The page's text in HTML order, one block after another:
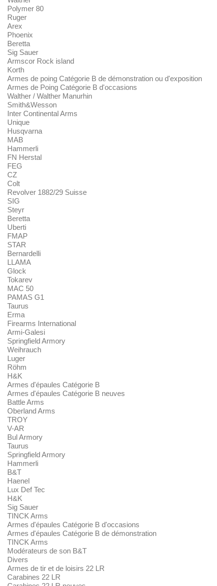
Polymer 80
Ruger
Arex
Phoenix
Beretta
Sig Sauer
Armscor Rock island
Korth
Armes de poing Catégorie B de démonstration ou d'exposition
Armes de Poing Catégorie B d'occasions
Walther / Walther Manurhin
Smith&Wesson
Inter Continental Arms
Unique
Husqvarna
MAB
Hammerli
FN Herstal
FEG
CZ
Colt
Revolver 1882/29 Suisse
SIG
Steyr
Beretta
Uberti
FMAP
STAR
Bernardelli
LLAMA
Glock
Tokarev
MAC 50
PAMAS G1
Taurus
Erma
Firearms International
Armi-Galesi
Springfield Armory
Weihrauch
Luger
Röhm
H&K
Armes d'épaules Catégorie B
Armes d'épaules Catégorie B neuves
Battle Arms
Oberland Arms
TROY
V-AR
Bul Armory
Taurus
Springfield Armory
Hammerli
B&T
Haenel
Lux Def Tec
H&K
Sig Sauer
TINCK Arms
Armes d'épaules Catégorie B d'occasions
Armes d'épaules Catégorie B de démonstration
TINCK Arms
Modérateurs de son B&T
Divers
Armes de tir et de loisirs 22 LR
Carabines 22 LR